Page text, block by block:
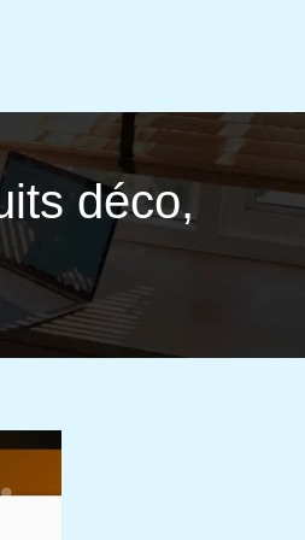
déco,